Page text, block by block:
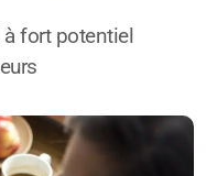
fort potentiel